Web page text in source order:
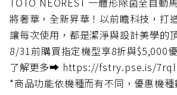
將奢華，全新昇華！以前瞻科技，打
讓每次使用，都是潔淨與設計美學的
8/31前購買指定機型享8折與$5,000
了解更多➡️ https://fstry.pse.is/
*商品功能依機種而有不同，優惠機